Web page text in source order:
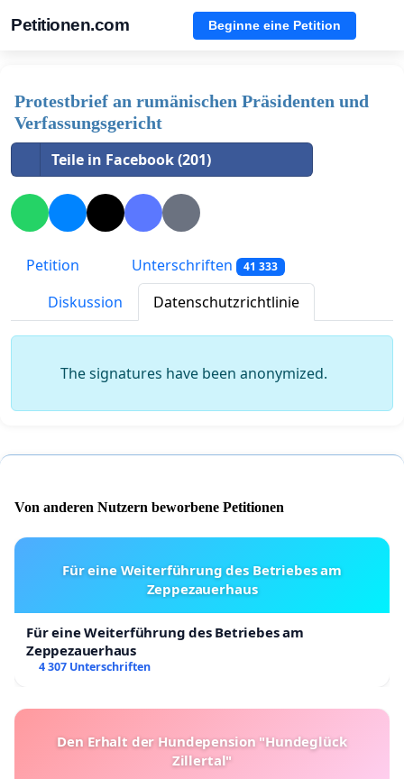
Petitionen.com Beginne eine Petition
Protestbrief an rumänischen Präsidenten und
Verfassungsgericht
Teile in Facebook (201)
Petition Unterschriften 41 333
Diskussion Datenschutzrichtlinie
The signatures have been anonymized.
Von anderen Nutzern beworbene Petitionen
Für eine Weiterführung des Betriebes am
Zeppezauerhaus
Für eine Weiterführung des Betriebes am
Zeppezauerhaus
4 307 Unterschriften
Den Erhalt der Hundepension "Hundeglück
Zillertal"